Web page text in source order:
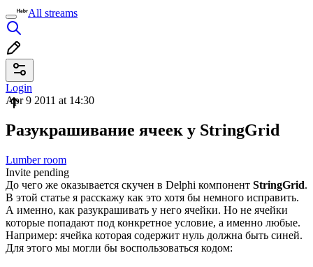
All streams
Login
Apr 9 2011 at 14:30
Разукрашивание ячеек у StringGrid
Lumber room
Invite pending
До чего же оказывается скучен в Delphi компонент StringGrid.
В этой статье я расскажу как это хотя бы немного исправить.
А именно, как разукрашивать у него ячейки. Но не ячейки
которые попадают под конкретное условие, а именно любые.
Например: ячейка которая содержит нуль должна быть синей.
Для этого мы могли бы воспользоваться кодом: